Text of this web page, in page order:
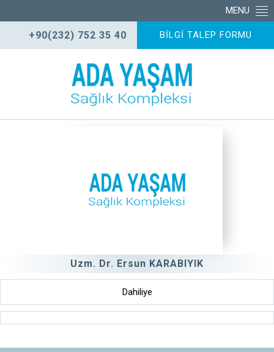
MENU
+90(232) 752 35 40 BİLGİ TALEP FORMU
Uzm. Dr. Ersun KARABIYIK
Dahiliye